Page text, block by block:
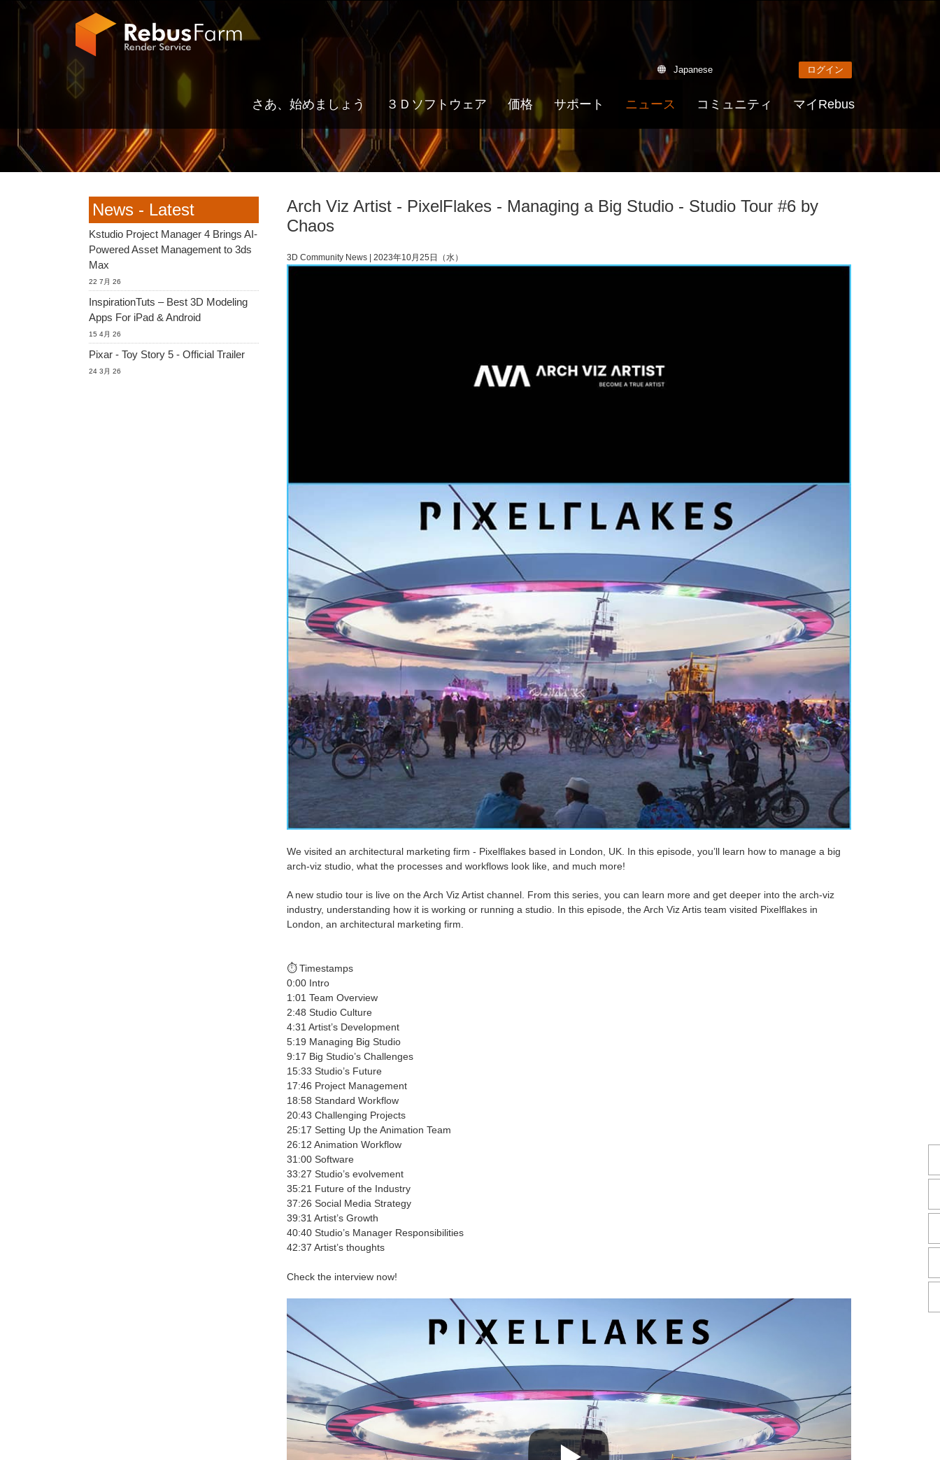
Japanese ログイン
さあ、始めましょう ３Ｄソフトウェア 価格 サポート ニュース コミュニティ マイRebus
Arch Viz Artist - PixelFlakes - Managing a Big Studio - Studio Tour #6 by
Chaos
3D Community News | 2023年10月25日（水）
We visited an architectural marketing firm - Pixelflakes based in London, UK. In this episode, you’ll learn how to manage a big
arch-viz studio, what the processes and workflows look like, and much more!
A new studio tour is live on the Arch Viz Artist channel. From this series, you can learn more and get deeper into the arch-viz
industry, understanding how it is working or running a studio. In this episode, the Arch Viz Artis team visited Pixelflakes in
London, an architectural marketing firm.
⏱️ Timestamps
0:00 Intro
1:01 Team Overview
2:48 Studio Culture
4:31 Artist’s Development
5:19 Managing Big Studio
9:17 Big Studio’s Challenges
15:33 Studio’s Future
17:46 Project Management
18:58 Standard Workflow
20:43 Challenging Projects
25:17 Setting Up the Animation Team
26:12 Animation Workflow
31:00 Software
33:27 Studio’s evolvement
35:21 Future of the Industry
37:26 Social Media Strategy
39:31 Artist’s Growth
40:40 Studio’s Manager Responsibilities
42:37 Artist’s thoughts
Check the interview now!
News - Latest
Kstudio Project Manager 4 Brings AI-
Powered Asset Management to 3ds
Max
22 7月 26
InspirationTuts – Best 3D Modeling
Apps For iPad & Android
15 4月 26
Pixar - Toy Story 5 - Official Trailer
24 3月 26